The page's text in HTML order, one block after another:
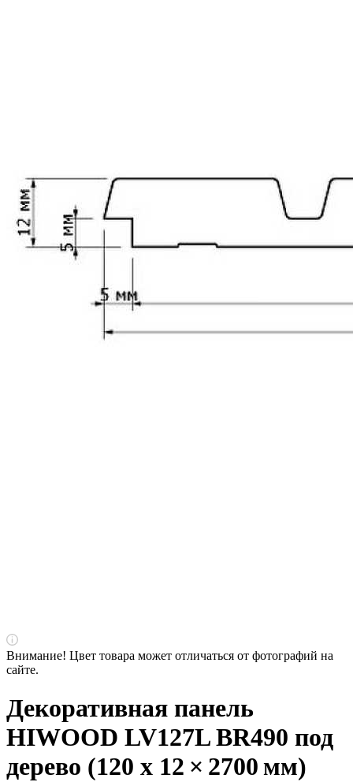
Внимание! Цвет товара может отличаться от фотографий на
сайте.
Декоративная панель
HIWOOD LV127L BR490 под
дерево (120 х 12 × 2700 мм)